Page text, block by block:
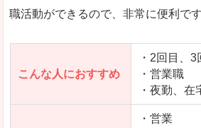
求人を含んだページを
職活動ができるので、非常に便利です
こんな人におすすめ
・2回目、
・営業職
・夜勤、
・営業